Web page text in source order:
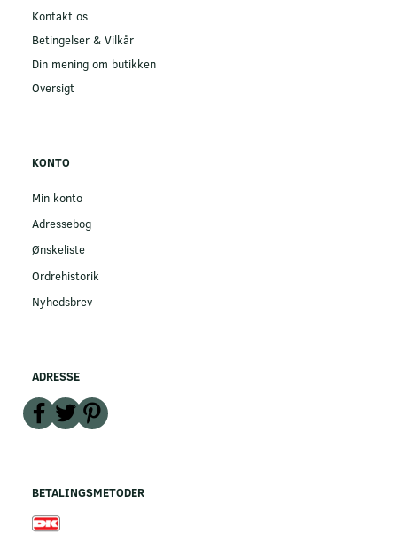
Kontakt os
Betingelser & Vilkår
Din mening om butikken
Oversigt
KONTO
Min konto
Adressebog
Ønskeliste
Ordrehistorik
Nyhedsbrev
ADRESSE
BETALINGSMETODER